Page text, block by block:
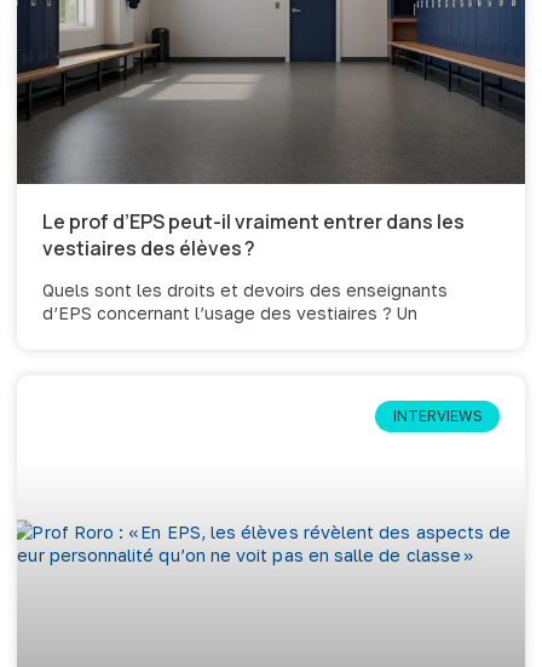
Le prof d’EPS peut-il vraiment entrer dans les
vestiaires des élèves ?
Quels sont les droits et devoirs des enseignants
d’EPS concernant l’usage des vestiaires ? Un
INTERVIEWS